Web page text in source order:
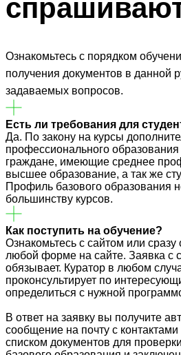
Ознакомьтесь с порядком
получения документов в данной
задаваемых вопросов.
Есть ли требования для
Да. По закону на курсы
профессионального
граждане, имеющие среднее
высшее образование, а так же
Профиль базового образования
большинству курсов.
Как поступить на обучение?
Ознакомьтесь с сайтом или сразу
любой форме на сайте. Заявка с
обязывает. Куратор в любом
проконсультирует по
определиться с нужной
В ответ на заявку вы получите
сообщение на почту с контактами
списком документов для